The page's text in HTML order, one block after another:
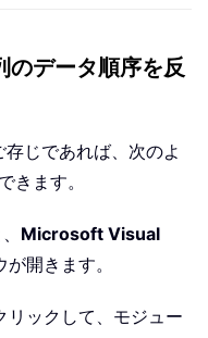
のデータ順序を反
じであれば、次のよ
きます。
Microsoft Visual
開きます。
リックして、モジュー